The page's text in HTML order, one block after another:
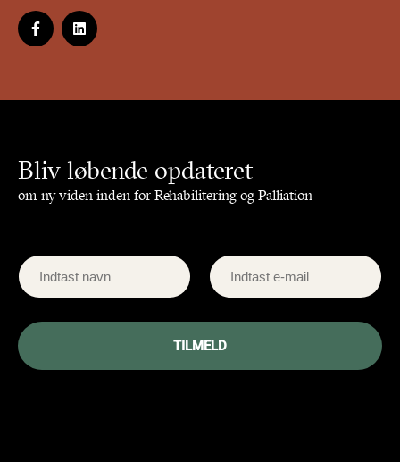
Bliv løbende opdateret
om ny viden inden for Rehabilitering og Palliation